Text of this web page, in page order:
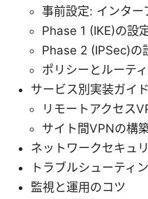
事前設定: インター
Phase 1 (IKE)の設
Phase 2 (IPSec)の
ポリシーとルーテ
サービス別実装ガイド
リモートアクセス
サイト間VPNの構
ネットワークセキュ
トラブルシューティ
監視と運用のコツ